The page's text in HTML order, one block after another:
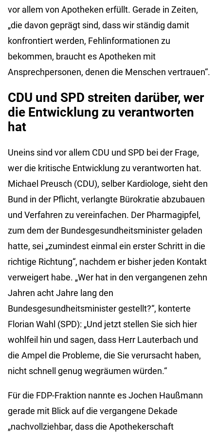
vor allem von Apotheken erfüllt. Gerade in Zeiten,
„die davon geprägt sind, dass wir ständig damit
konfrontiert werden, Fehlinformationen zu
bekommen, braucht es Apotheken mit
Ansprechpersonen, denen die Menschen vertrauen“.
CDU und SPD streiten darüber, wer
die Entwicklung zu verantworten
hat
Uneins sind vor allem CDU und SPD bei der Frage,
wer die kritische Entwicklung zu verantworten hat.
Michael Preusch (CDU), selber Kardiologe, sieht den
Bund in der Pflicht, verlangte Bürokratie abzubauen
und Verfahren zu vereinfachen. Der Pharmagipfel,
zum dem der Bundesgesundheitsminister geladen
hatte, sei „zumindest einmal ein erster Schritt in die
richtige Richtung“, nachdem er bisher jeden Kontakt
verweigert habe. „Wer hat in den vergangenen zehn
Jahren acht Jahre lang den
Bundesgesundheitsminister gestellt?“, konterte
Florian Wahl (SPD): „Und jetzt stellen Sie sich hier
wohlfeil hin und sagen, dass Herr Lauterbach und
die Ampel die Probleme, die Sie verursacht haben,
nicht schnell genug wegräumen würden.“
Für die FDP-Fraktion nannte es Jochen Haußmann
gerade mit Blick auf die vergangene Dekade
„nachvollziehbar, dass die Apothekerschaft